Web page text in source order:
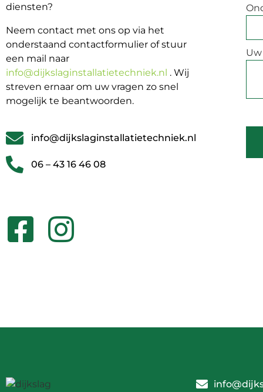
diensten?
Neem contact met ons op via het
onderstaand contactformulier of stuur
een mail naar
info@dijkslaginstallatietechniek.nl . Wij
streven ernaar om uw vragen zo snel
mogelijk te beantwoorden.
info@dijkslaginstallatietechniek.nl
06 – 43 16 46 08